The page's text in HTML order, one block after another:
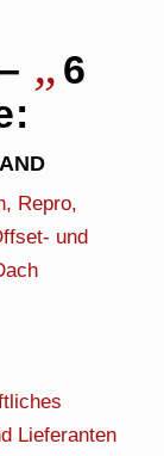
„ 6
Repro,
und
Lieferanten